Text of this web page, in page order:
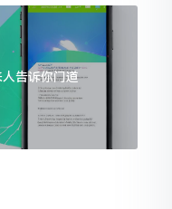
告诉你门道